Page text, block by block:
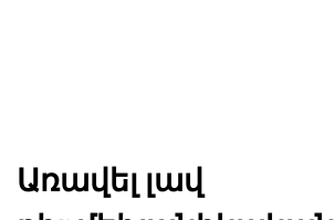
Առավել լավ